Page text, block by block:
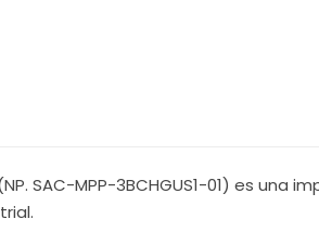
SAC-MPP-3BCHGUS1-01) es